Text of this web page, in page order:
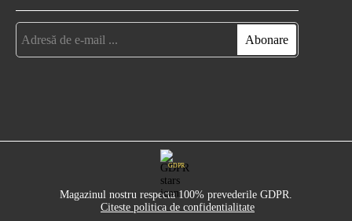
GDPR
Magazinul nostru respecta 100% prevederile GDPR.
Citeste politica de confidentialitate